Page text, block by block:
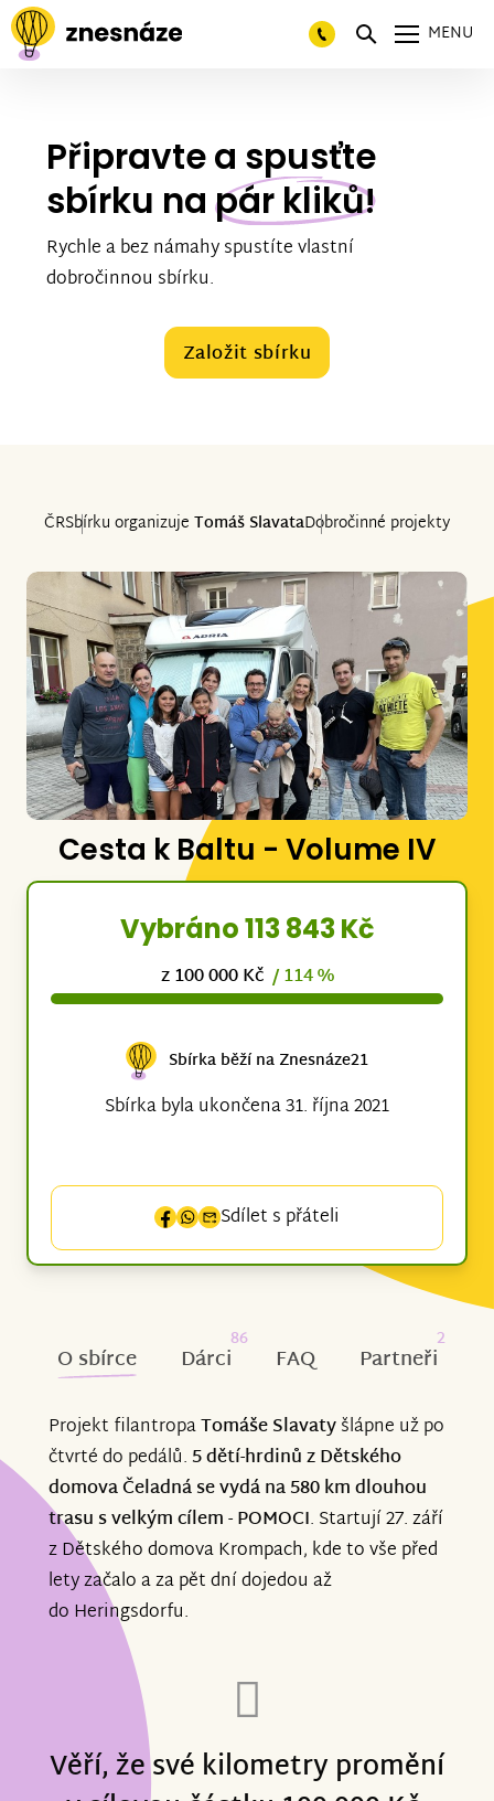
MENU
Připravte a spusťte
sbírku na pár kliků!
Rychle a bez námahy spustíte vlastní
dobročinnou sbírku.
Založit sbírku
ČRSbírku organizuje Tomáš SlavataDobročinné projekty
Cesta k Baltu - Volume IV
Vybráno 113 843 Kč
z 100 000 Kč / 114 %
Sbírka běží na Znesnáze21
Sbírka byla ukončena 31. října 2021
Sdílet s přáteli
O sbírce Dárci
86
FAQ Partneři
2
Projekt filantropaTomáše Slavatyšlápne už po
čtvrté do pedálů. 5 dětí-hrdinů z Dětského
domova Čeladná se vydá na 580 km dlouhou
trasu s velkým cílem - POMOCI. Startují 27. září
z Dětského domova Krompach, kde to vše před
lety začalo a za pět dní dojedou až
do Heringsdorfu.
Věří, že své kilometry promění